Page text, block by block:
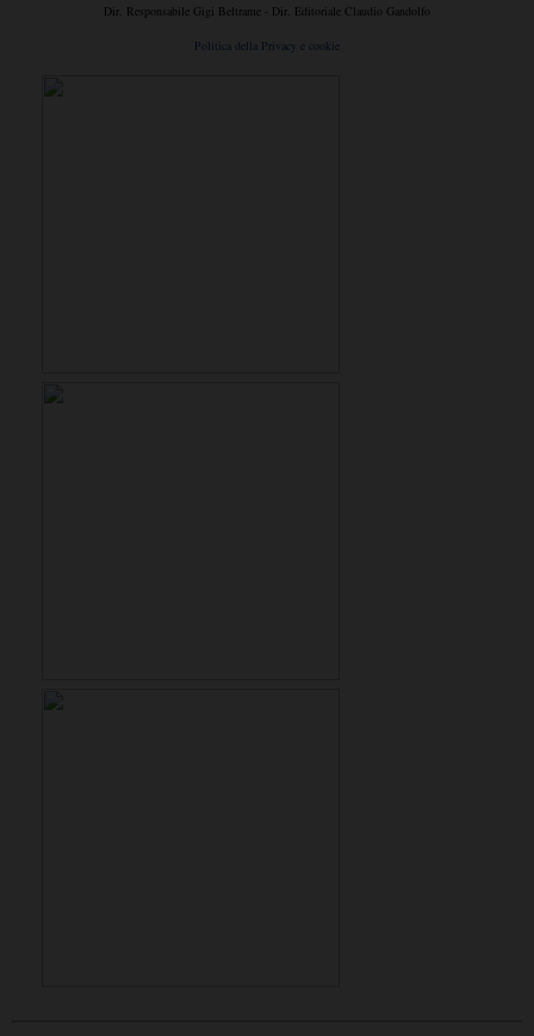
Dir. Responsabile Gigi Beltrame - Dir. Editoriale Claudio Gandolfo
Politica della Privacy e cookie